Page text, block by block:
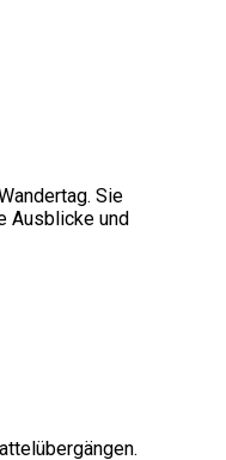
Sie
Ausblicke und